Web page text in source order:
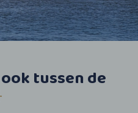
tussen de